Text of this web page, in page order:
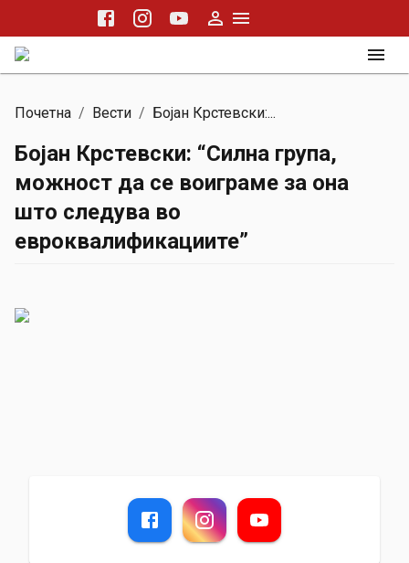
Почетна / Вести / Бојан Крстевски:...
Бојан Крстевски: “Силна група,
можност да се воиграме за она
што следува во
евроквалификациите”